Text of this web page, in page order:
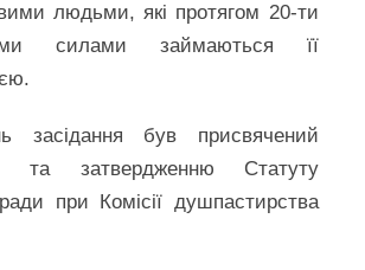
людьми, які протягом 20-ти
силами займаються її
засідання був присвячений
та затвердженню Статуту
при Комісії душпастирства